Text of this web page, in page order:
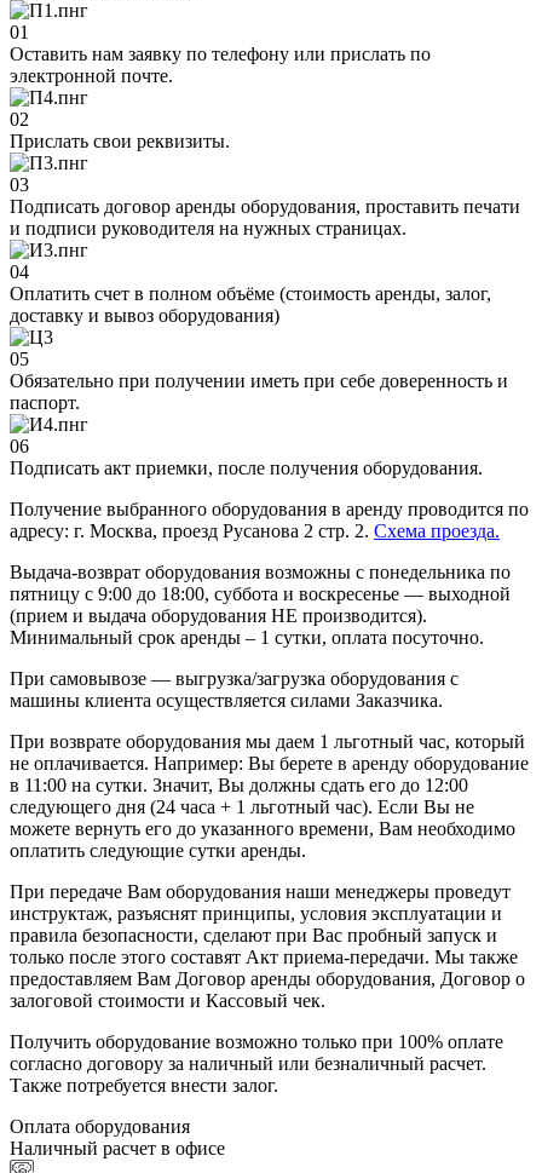
01
Оставить нам заявку по телефону или прислать по
электронной почте.
02
Прислать свои реквизиты.
03
Подписать договор аренды оборудования, проставить печати
и подписи руководителя на нужных страницах.
04
Оплатить счет в полном объёме (стоимость аренды, залог,
доставку и вывоз оборудования)
05
Обязательно при получении иметь при себе доверенность и
паспорт.
06
Подписать акт приемки, после получения оборудования.
Получение выбранного оборудования в аренду проводится по
адресу: г. Москва, проезд Русанова 2 стр. 2. Схема проезда.
Выдача-возврат оборудования возможны с понедельника по
пятницу с 9:00 до 18:00, суббота и воскресенье — выходной
(прием и выдача оборудования НЕ производится).
Минимальный срок аренды – 1 сутки, оплата посуточно.
При самовывозе — выгрузка/загрузка оборудования с
машины клиента осуществляется силами Заказчика.
При возврате оборудования мы даем 1 льготный час, который
не оплачивается. Например: Вы берете в аренду оборудование
в 11:00 на сутки. Значит, Вы должны сдать его до 12:00
следующего дня (24 часа + 1 льготный час). Если Вы не
можете вернуть его до указанного времени, Вам необходимо
оплатить следующие сутки аренды.
При передаче Вам оборудования наши менеджеры проведут
инструктаж, разъяснят принципы, условия эксплуатации и
правила безопасности, сделают при Вас пробный запуск и
только после этого составят Акт приема-передачи. Мы также
предоставляем Вам Договор аренды оборудования, Договор о
залоговой стоимости и Кассовый чек.
Получить оборудование возможно только при 100% оплате
согласно договору за наличный или безналичный расчет.
Также потребуется внести залог.
Оплата оборудования
Наличный расчет в офисе